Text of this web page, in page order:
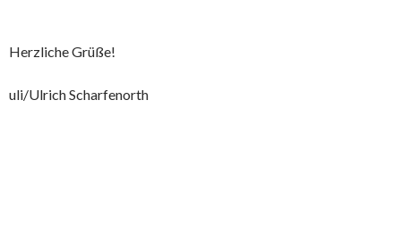
Herzliche Grüße!
uli/Ulrich Scharfenorth